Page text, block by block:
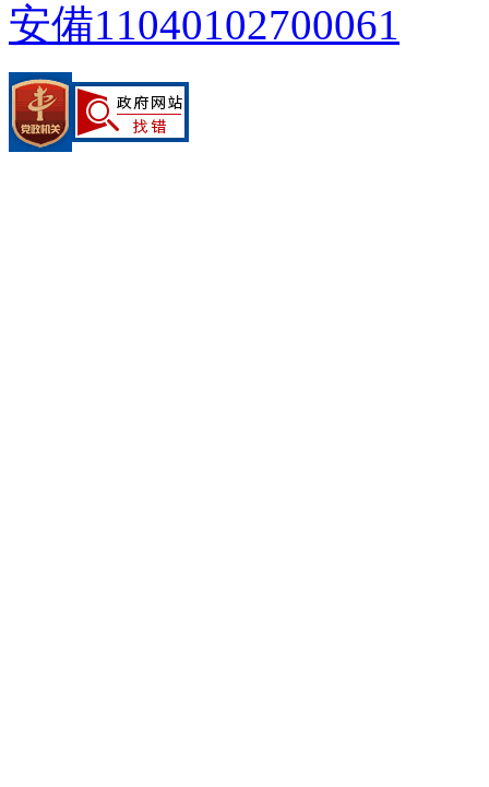
安備11040102700061